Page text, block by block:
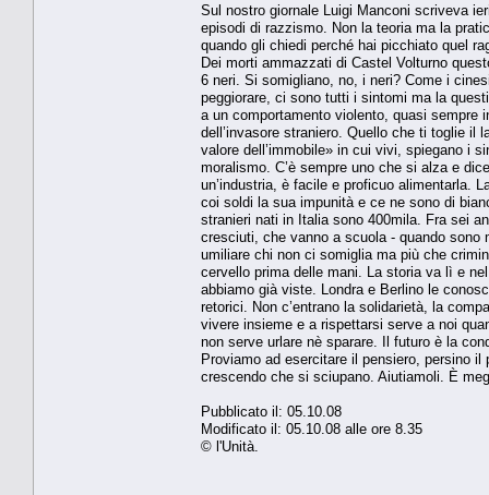
Sul nostro giornale Luigi Manconi scriveva
episodi di razzismo. Non la teoria ma la
quando gli chiedi perché hai picchiato quel
Dei morti ammazzati di Castel Volturno
6 neri. Si somigliano, no, i neri? Come i
peggiorare, ci sono tutti i sintomi ma la
a un comportamento violento, quasi sempre
dell’invasore straniero. Quello che ti toglie
valore dell’immobile» in cui vivi, spiegano i
moralismo. C’è sempre uno che si alza e
un’industria, è facile e proficuo alimentarla.
coi soldi la sua impunità e ce ne sono di
stranieri nati in Italia sono 400mila. Fra sei
cresciuti, che vanno a scuola - quando
umiliare chi non ci somiglia ma più che
cervello prima delle mani. La storia va lì e
abbiamo già viste. Londra e Berlino le
retorici. Non c’entrano la solidarietà, la
vivere insieme e a rispettarsi serve a noi
non serve urlare nè sparare. Il futuro è la
Proviamo ad esercitare il pensiero, persino
crescendo che si sciupano. Aiutiamoli. È
Pubblicato il: 05.10.08
Modificato il: 05.10.08 alle ore 8.35
© l'Unità.